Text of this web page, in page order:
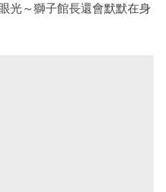
光～獅子館長還會默默在身